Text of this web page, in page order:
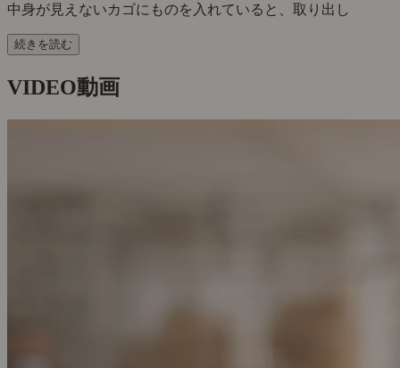
中身が見えないカゴにものを入れていると、取り出し
続きを読む
VIDEO動画